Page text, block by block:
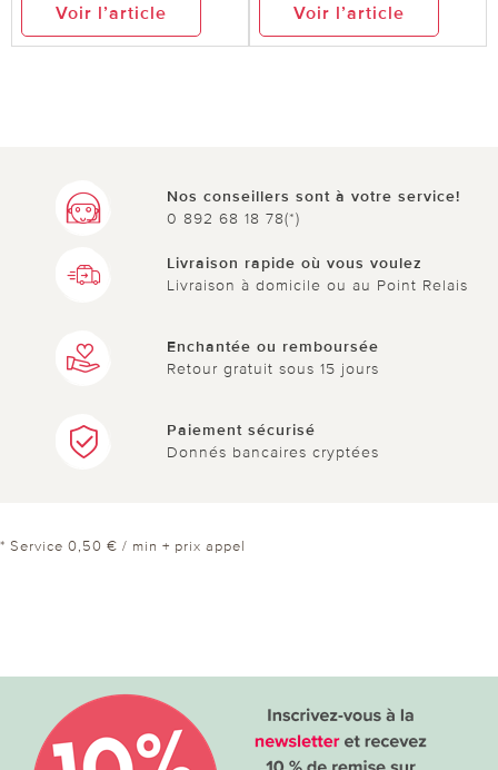
Voir l’article Voir l’article
Nos conseillers sont à votre service!
0 892 68 18 78(*)
Livraison rapide où vous voulez
Livraison à domicile ou au Point Relais
Enchantée ou remboursée
Retour gratuit sous 15 jours
Paiement sécurisé
Donnés bancaires cryptées
* Service 0,50 € / min + prix appel